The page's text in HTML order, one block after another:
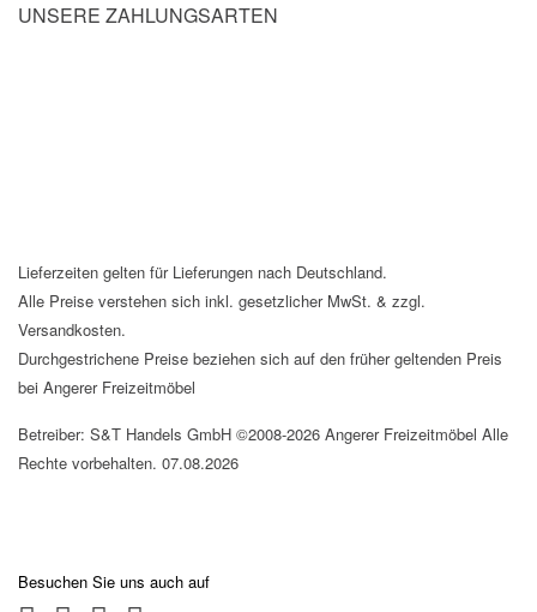
UNSERE ZAHLUNGSARTEN
Lieferzeiten gelten für Lieferungen nach Deutschland.
Alle Preise verstehen sich inkl. gesetzlicher MwSt. & zzgl.
Versandkosten.
Durchgestrichene Preise beziehen sich auf den früher geltenden Preis
bei Angerer Freizeitmöbel
Betreiber: S&T Handels GmbH ©2008-2026 Angerer Freizeitmöbel Alle
Rechte vorbehalten. 07.08.2026
Besuchen Sie uns auch auf